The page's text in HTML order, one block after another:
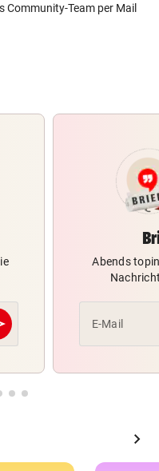
Community-Team per Mail
Abends
E-Mail
chevron_right